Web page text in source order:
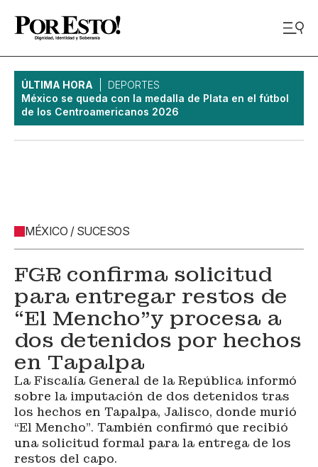
ÚLTIMA HORA
DEPORTES
México se queda con la medalla de Plata en el fútbol
de los Centroamericanos 2026
MÉXICO / SUCESOS
FGR confirma solicitud
para entregar restos de
“El Mencho”y procesa a
dos detenidos por hechos
en Tapalpa
La Fiscalía General de la República informó
sobre la imputación de dos detenidos tras
los hechos en Tapalpa, Jalisco, donde murió
“El Mencho”. También confirmó que recibió
una solicitud formal para la entrega de los
restos del capo.